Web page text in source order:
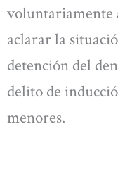
voluntariamente
aclarar la
detención del
delito de
menores.